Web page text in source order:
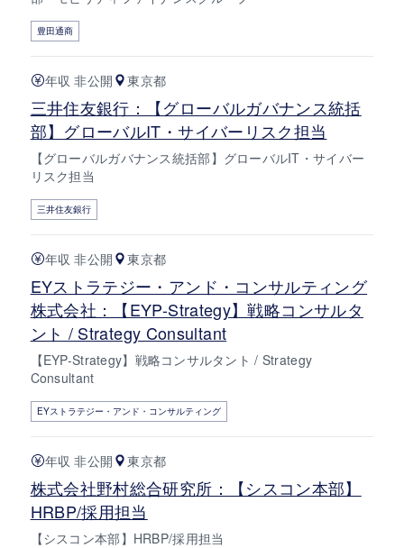
豊田通商
年収 非公開 東京都
三井住友銀行：【グローバルガバナンス統括
部】グローバルIT・サイバーリスク担当
【グローバルガバナンス統括部】グローバルIT・サイバー
リスク担当
三井住友銀行
年収 非公開 東京都
EYストラテジー・アンド・コンサルティング
株式会社：【EYP-Strategy】戦略コンサルタ
ント / Strategy Consultant
【EYP-Strategy】戦略コンサルタント / Strategy
Consultant
EYストラテジー・アンド・コンサルティング
年収 非公開 東京都
株式会社野村総合研究所：【シスコン本部】
HRBP/採用担当
【シスコン本部】HRBP/採用担当